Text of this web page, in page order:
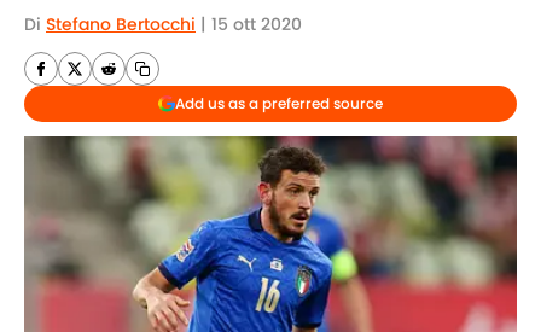
Di Stefano Bertocchi | 15 ott 2020
Add us as a preferred source